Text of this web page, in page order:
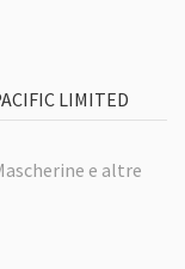
LIMITED
e altre